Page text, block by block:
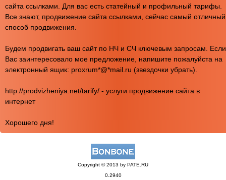
сайта ссылками. Для вас есть статейный и профильный тарифы.
Все знают, продвижение сайта ссылками, сейчас самый отличный
способ продвижения.
Будем продвигать ваш сайт по НЧ и СЧ ключевым запросам. Если
Вас заинтересовало мое предложение, напишите пожалуйста на
электронный ящик: proxrum*@*mail.ru (звездочки убрать).
http://prodvizheniya.net/tarify/ - услуги продвижение сайта в
интернет
Хорошего дня!
Copyright © 2013 by PATE.RU
0.2940